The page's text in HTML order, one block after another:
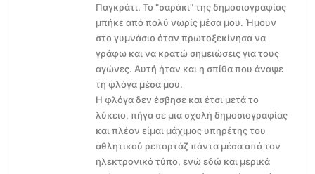
Παγκράτι. Το "σαράκι" της δημοσιογραφίας
μπήκε από πολύ νωρίς μέσα μου. Ήμουν
στο γυμνάσιο όταν πρωτοξεκίνησα να
γράφω και να κρατώ σημειώσεις για τους
αγώνες. Αυτή ήταν και η σπίθα που άναψε
τη φλόγα μέσα μου.
Η φλόγα δεν έσβησε και έτσι μετά το
λύκειο, πήγα σε μια σχολή δημοσιογραφίας
και πλέον είμαι μάχιμος υπηρέτης του
αθλητικού ρεπορτάζ πάντα μέσα από τον
ηλεκτρονικό τύπο, ενώ εδώ και μερικά